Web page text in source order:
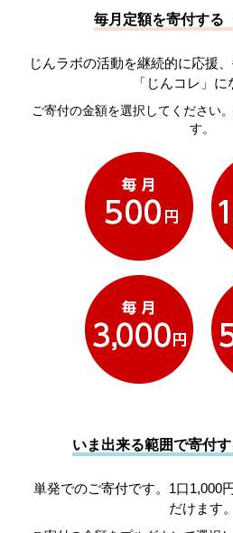
毎月定額を寄付する
じんラボの活動を継続的に応援
「じんコレ」に
ご寄付の金額を選択してください
す。
いま出来る範囲で寄付す
単発でのご寄付です。1口1,000
だけます。